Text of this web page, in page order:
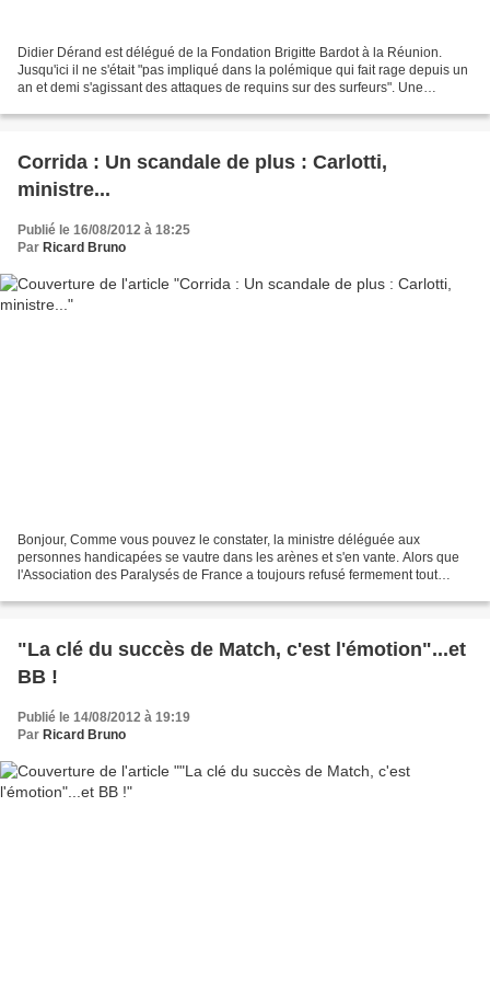
Didier Dérand est délégué de la Fondation Brigitte Bardot à la Réunion.
Jusqu'ici il ne s'était "pas impliqué dans la polémique qui fait rage depuis un
an et demi s'agissant des attaques de requins sur des surfeurs". Une
Corrida : Un scandale de plus : Carlotti,
ministre...
Publié le 16/08/2012 à 18:25
Par Ricard Bruno
Bonjour, Comme vous pouvez le constater, la ministre déléguée aux
personnes handicapées se vautre dans les arènes et s'en vante. Alors que
l'Association des Paralysés de France a toujours refusé fermement tout
"La clé du succès de Match, c'est l'émotion"...et
BB !
Publié le 14/08/2012 à 19:19
Par Ricard Bruno